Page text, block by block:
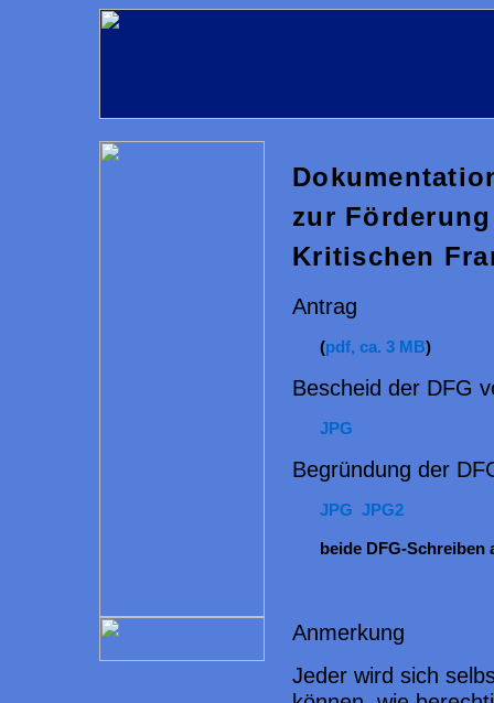
zur
Kritischen
Antrag
(pdf, ca. 3 MB)
Bescheid der DFG
JPG
Begründung der
JPG JPG2
beide DFG-Schreiben
Anmerkung
Jeder wird sich